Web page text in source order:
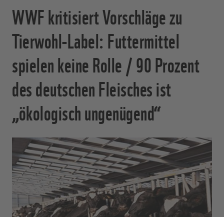
WWF kritisiert Vorschläge zu
Tierwohl-Label: Futtermittel
spielen keine Rolle / 90 Prozent
des deutschen Fleisches ist
„ökologisch ungenügend“